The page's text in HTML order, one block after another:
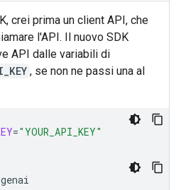
crei prima un client API, che
l'API. Il nuovo SDK
API dalle variabili di
, se non ne passi una al
="YOUR_API_KEY"
genai